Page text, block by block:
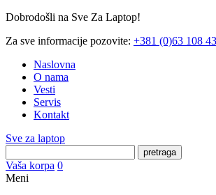
Dobrodošli na Sve Za Laptop!
Za sve informacije pozovite: +381 (0)63 108
Naslovna
O nama
Vesti
Servis
Kontakt
Sve za laptop
pretraga
Vaša korpa 0
Meni